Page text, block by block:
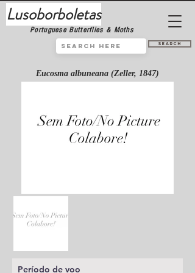
Lusoborboletas
Portuguese Butterflies & Moths
Search
Eucosma albuneana (Zeller, 1847)
Período de voo